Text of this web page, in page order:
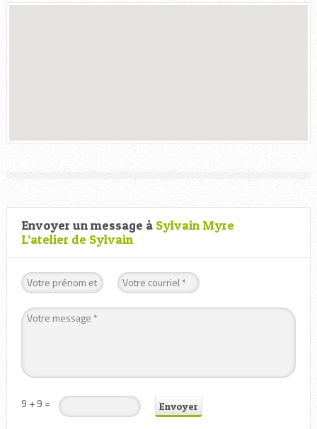
Envoyer un message à Sylvain Myre
L’atelier de Sylvain
9 + 9 =